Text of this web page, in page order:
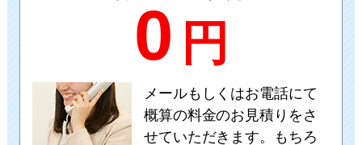
0 円
メールもしくはお電話にて
概算の料金のお見積りをさ
せていただきます。もちろ